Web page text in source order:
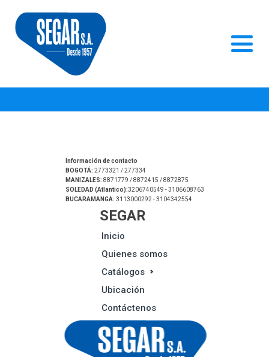
Información de contacto
BOGOTÁ: 2773321 / 277334
MANIZALES: 8871779 / 8872415 / 8872875
SOLEDAD (Atlantico):3206740549 - 3106608763
BUCARAMANGA: 3113000292 - 3104342554
SEGAR
Inicio
Quienes somos
Catálogos
Ubicación
Contáctenos